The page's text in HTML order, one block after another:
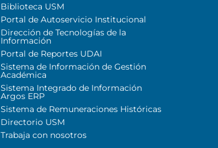
Biblioteca USM
Portal de Autoservicio Institucional
Dirección de Tecnologías de la
Información
Portal de Reportes UDAI
Sistema de Información de Gestión
Académica
Sistema Integrado de Información
Argos ERP
Sistema de Remuneraciones Históricas
Directorio USM
Trabaja con nosotros